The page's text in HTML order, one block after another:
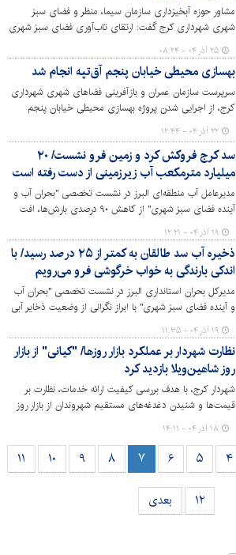
مشاور حوزه آبخیزداری سازمان سیما، منظر و فضای سبز
شهری شهرداری کرج گفت: ارتقای تاب‌آوری فضای سبز شهری
باید شامل توزیع عادلانه ظرفیت‌ها و منابع برای مقابله با بحران
باشد.
۲۵ آذر ۰۴ - ۰۸:۲۴
بهسازی محیطی خیابان پنجم آق‌تپه انجام شد
سرپرست سازمان عمران و بازآفرینی فضاهای شهری شهرداری
کرج، از اجرایی شدن پروژه بهسازی محیطی خیابان پنجم
غربی آق تپه با رویکرد اقدام مشترک با اداره کل راه و
شهرسازی استان البرز خبر داد.
۲۲ آذر ۰۴ - ۱۲:۴۴
سد کرج فروکش کرد و زمین فرو نشست/ ۲۰
میلیارد مترمکعب آب زیرزمینی از دست رفته است
مدیرعامل آب منطقه‌ای البرز در نشست تخصصی "بحران آب و
آینده فضای سبز شهری" از کاهش ۹۰ درصدی بارش‌ها، افت
۳۰ سانتی‌متری در برخی نقاط استان خبر داد.
۱۹ آذر ۰۴ - ۱۲:۲۱
ذخیره آب سد طالقان به کمتر از ۲۵ درصد رسید/ با
اندکی بارندگی به خواب خرگوشی فرو می‌رویم
مدیرکل بحران استانداری البرز در نشست تخصصی "بحران آب
و آینده فضای سبز شهری" با ابراز نگرانی از وضعیت ذخایر آبی
دارد و تابستان سال آینده برای البرز و تهران بسیار بحرانی
خواهد بود.
۱۹ آذر ۰۴ - ۱۱:۳۵
نظارت شهردار بر عملکرد بازار روزها/ "کیانی" از بازار
روز شاهین‌ویلا بازدید کرد
شهردار کرج، با هدف بررسی کیفیت ارائه خدمات، نظارت بر
قیمت‌ها و شنیدن دغدغه‌های مستقیم شهروندان از بازار روز
میوه و تره‌بار محله شاهین ویلا بازدید کرد.
۱۸ آذر ۰۴ - ۱۴:۱۱
۴ ۵ ۶ ۷ ۸ ۹ ۱۰ ۱۱
۱۲ بعدی